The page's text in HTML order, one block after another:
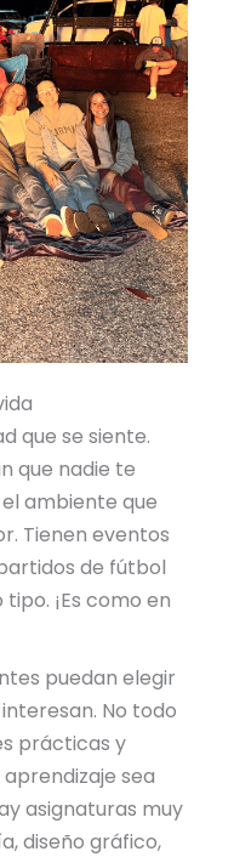
que se siente.
que nadie te
ambiente que
Tienen eventos
de fútbol
¡Es como en
puedan elegir
No todo
prácticas y
sea
asignaturas muy
diseño gráfico,